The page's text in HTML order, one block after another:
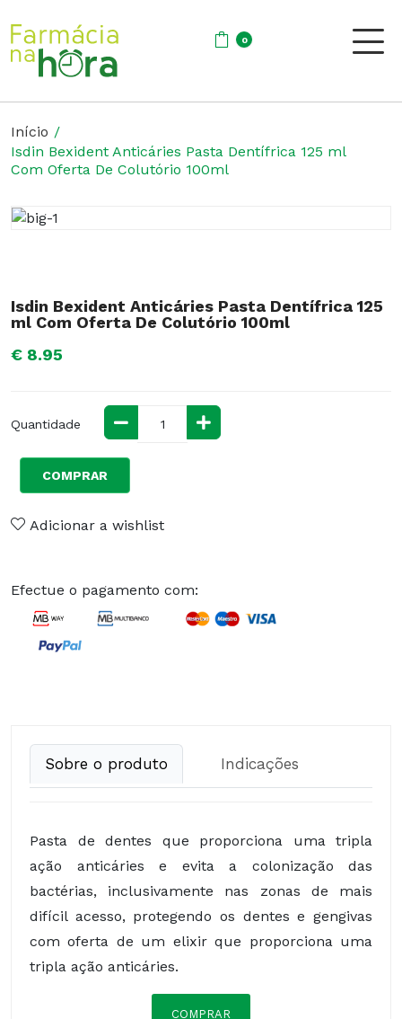
0
Início
Isdin Bexident Anticáries Pasta Dentífrica 125 ml
Com Oferta De Colutório 100ml
Isdin Bexident Anticáries Pasta Dentífrica 125
ml Com Oferta De Colutório 100ml
€ 8.95
Quantidade
COMPRAR
Adicionar a wishlist
Efectue o pagamento com:
Sobre o produto Indicações
Pasta de dentes que proporciona uma tripla
ação anticáries e evita a colonização das
bactérias, inclusivamente nas zonas de mais
difícil acesso, protegendo os dentes e gengivas
com oferta de um elixir que proporciona uma
tripla ação anticáries.
COMPRAR